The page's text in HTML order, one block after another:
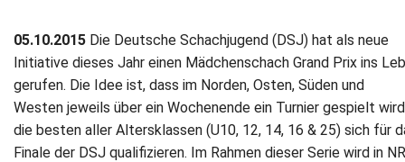
Schachjugend
Meistertafel
Fotos
05.10.2015 Die Deutsche Schachjugend (DSJ) hat als neue
Initiative dieses Jahr einen Mädchenschach Grand Prix ins
gerufen. Die Idee ist, dass im Norden, Osten, Süden und
Westen jeweils über ein Wochenende ein Turnier gespielt
die besten aller Altersklassen (U10, 12, 14, 16 & 25) sich für
Finale der DSJ qualifizieren. Im Rahmen dieser Serie wird in